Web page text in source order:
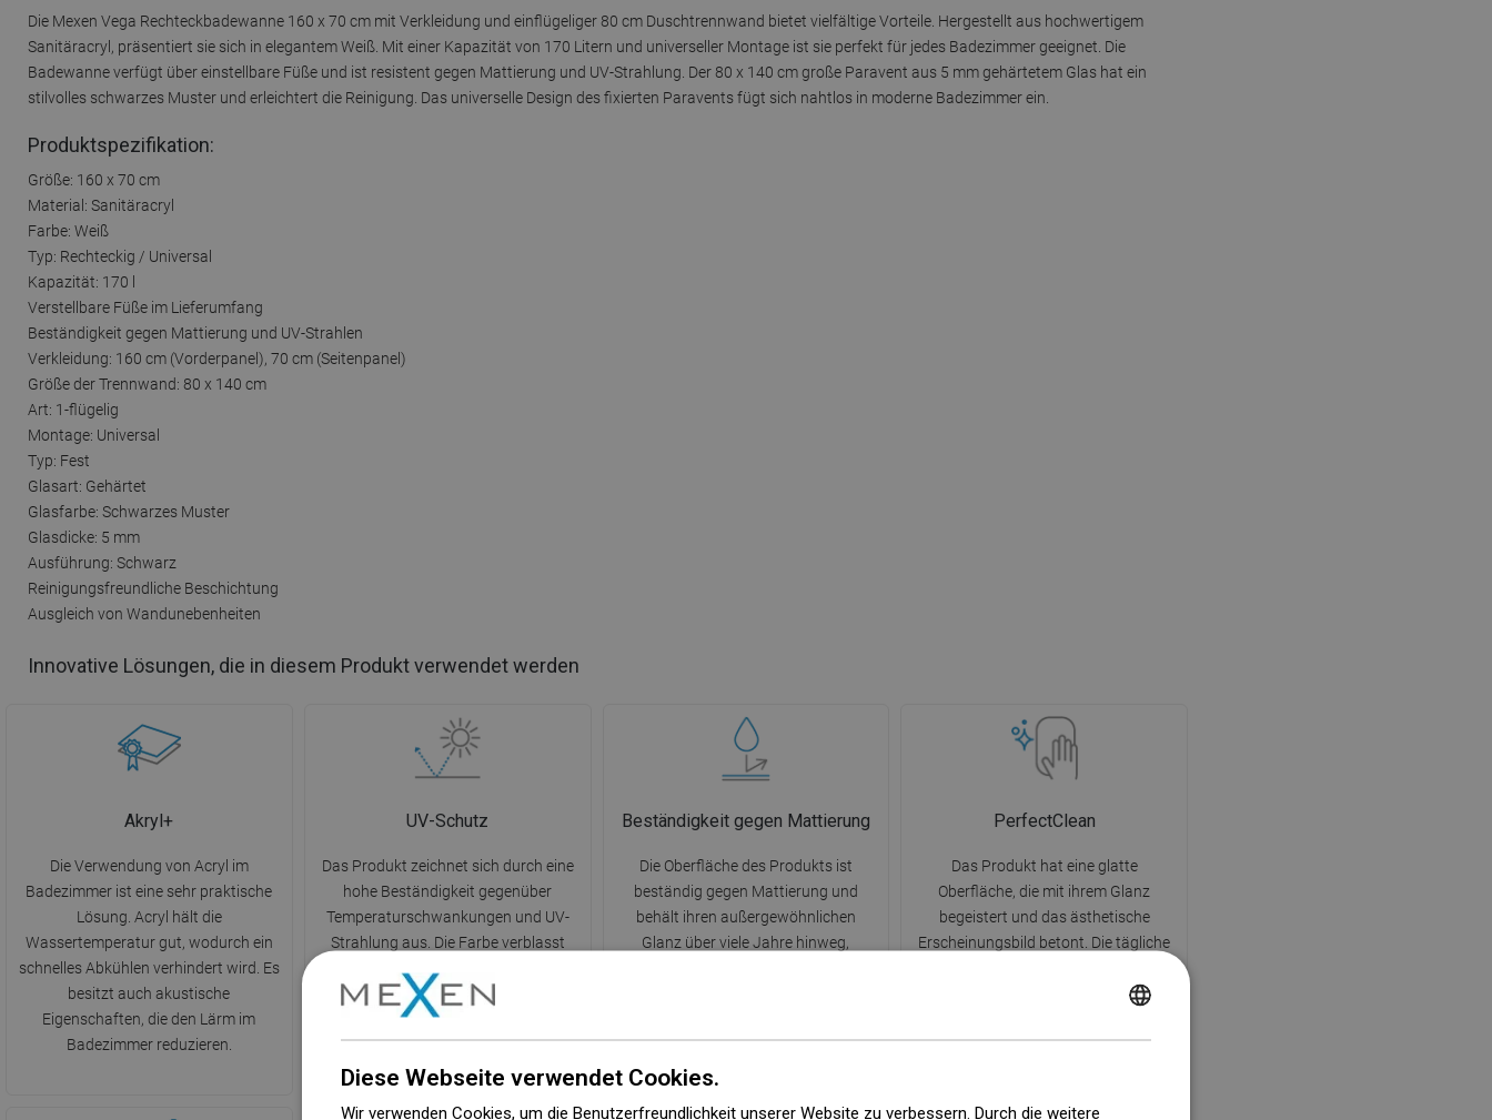
Die Mexen Vega Rechteckbadewanne 160 x 70 cm mit Verkleidung und einflügeliger 80 cm Duschtrennwand bietet vielfältige Vorteile. Hergestellt aus hochwertigem
Sanitäracryl, präsentiert sie sich in elegantem Weiß. Mit einer Kapazität von 170 Litern und universeller Montage ist sie perfekt für jedes Badezimmer geeignet. Die
Badewanne verfügt über einstellbare Füße und ist resistent gegen Mattierung und UV-Strahlung. Der 80 x 140 cm große Paravent aus 5 mm gehärtetem Glas hat ein
stilvolles schwarzes Muster und erleichtert die Reinigung. Das universelle Design des fixierten Paravents fügt sich nahtlos in moderne Badezimmer ein.
Produktspezifikation:
Größe: 160 x 70 cm
Material: Sanitäracryl
Farbe: Weiß
Typ: Rechteckig / Universal
Kapazität: 170 l
Verstellbare Füße im Lieferumfang
Beständigkeit gegen Mattierung und UV-Strahlen
Verkleidung: 160 cm (Vorderpanel), 70 cm (Seitenpanel)
Größe der Trennwand: 80 x 140 cm
Art: 1-flügelig
Montage: Universal
Typ: Fest
Glasart: Gehärtet
Glasfarbe: Schwarzes Muster
Glasdicke: 5 mm
Ausführung: Schwarz
Reinigungsfreundliche Beschichtung
Ausgleich von Wandunebenheiten
Innovative Lösungen, die in diesem Produkt verwendet werden
Akryl+
Die Verwendung von Acryl im
Badezimmer ist eine sehr praktische
Lösung. Acryl hält die
Wassertemperatur gut, wodurch ein
schnelles Abkühlen verhindert wird. Es
besitzt auch akustische
Eigenschaften, die den Lärm im
Badezimmer reduzieren.
UV-Schutz
Das Produkt zeichnet sich durch eine
hohe Beständigkeit gegenüber
Temperaturschwankungen und UV-
Strahlung aus. Die Farbe verblasst
von Sonnenstrahlen aus, wodurch es
lange Zeit sein Aussehen unabhängig
von den Bedingungen bewahrt.
Beständigkeit gegen Mattierung
Die Oberfläche des Produkts ist
beständig gegen Mattierung und
behält ihren außergewöhnlichen
Glanz über viele Jahre hinweg,
ästhetisches Erscheinungsbild und die
Langlebigkeit des Produkts.
PerfectClean
Das Produkt hat eine glatte
Oberfläche, die mit ihrem Glanz
begeistert und das ästhetische
Erscheinungsbild betont. Die tägliche
von Verschmutzungen ist viel
Reinigungsmittel.
Diese Webseite verwendet Cookies.
Wir verwenden Cookies, um die Benutzerfreundlichkeit unserer Website zu verbessern. Durch die weitere